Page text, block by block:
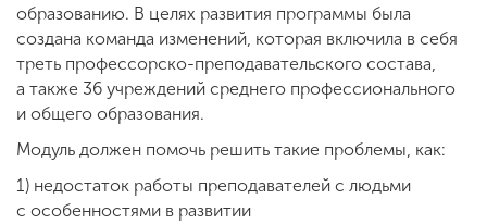
образованию. В целях развития программы была
создана команда изменений, которая включила в себя
треть профессорско-преподавательского состава,
а также 36 учреждений среднего профессионального
и общего образования.
Модуль должен помочь решить такие проблемы, как:
1) недостаток работы преподавателей с людьми
с особенностями в развитии